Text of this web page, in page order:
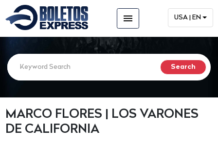
menu USA | EN
MARCO FLORES | LOS VARONES
DE CALIFORNIA